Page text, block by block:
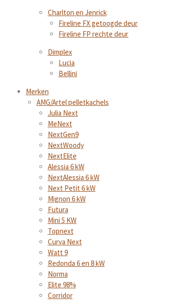
Charlton en Jenrick
Fireline FX getoogde deur
Fireline FP rechte deur
Dimplex
Lucia
Bellini
Merken
AMG/Artel pelletkachels
Julia Next
MeNext
NextGen9
NextWoody
NextElite
Alessia 6 kW
NextAlessia 6 kW
Next Petit 6 kW
Mignon 6 kW
Futura
Mini 5 KW
Topnext
Curva Next
Watt 9
Redonda 6 en 8 kW
Norma
Elite 98%
Corridor